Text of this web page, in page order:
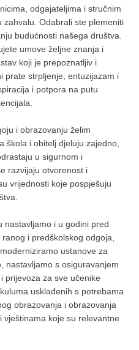
odgajateljima i stručnim
Odabrali ste plemeniti
budućnosti našega društva.
umove željne znanja i
koji je prepoznatljiv i
prate strpljenje, entuzijazam i
i potpora na putu
i obrazovanju želim
škola i obitelj djeluju zajedno,
u sigurnom i
razvijaju otvorenost i
vrijednosti koje pospješuju
nastavljamo i u godini pred
i predškolskog odgoja,
ustanove za
nastavljamo s osiguravanjem
prijevoza za sve učenike
usklađenih s potrebama
obrazovanja i obrazovanja
koje su relevantne